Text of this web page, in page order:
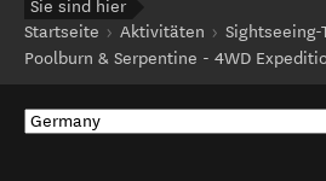
Sie sind hier
Startseite
Aktivitäten
Sightseeing-
Poolburn & Serpentine - 4WD